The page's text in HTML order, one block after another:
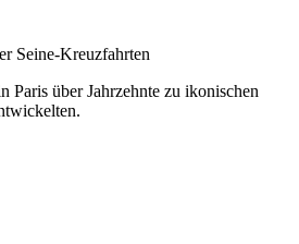
Seine-Kreuzfahrten
Paris über Jahrzehnte zu ikonischen